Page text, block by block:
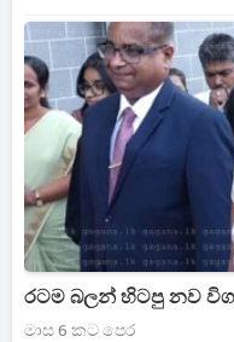
රටම බලන් හිටපු නව
මාස 6 කට පෙර